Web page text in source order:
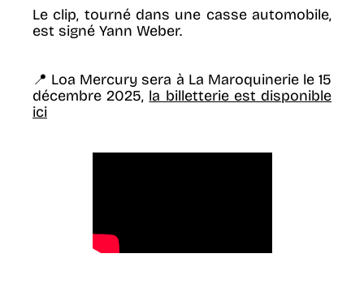
Le clip, tourné dans une casse automobile,
est signé Yann Weber.
📍 Loa Mercury sera à La Maroquinerie le 15
décembre 2025, la billetterie est disponible
ici